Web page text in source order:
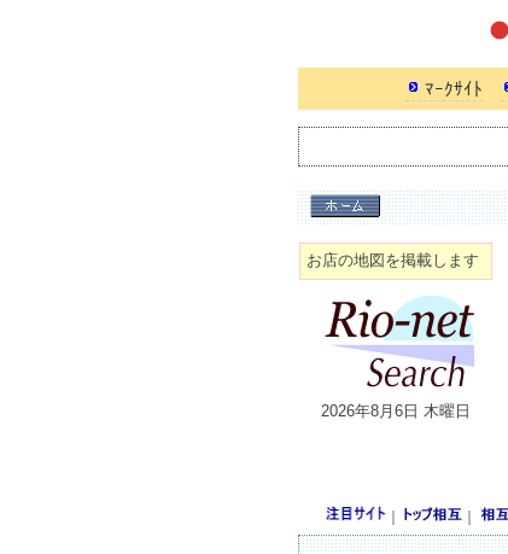
ﾏｰｸｻｲﾄ
お店の地図を掲載します
2026年8月6日 木曜日
｜ ｜